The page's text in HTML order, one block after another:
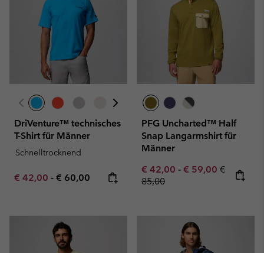
DriVenture™ technisches
T-Shirt für Männer
Schnelltrocknend
Minimum sale price:
€ 42,00 - Maximum price:
€ 60,00
PFG Uncharted™ Half
Snap Langarmshirt für
Männer
Minimum sale price:
€ 42,00 - Maximum sale
€ 59,00 Regular
€
85,00